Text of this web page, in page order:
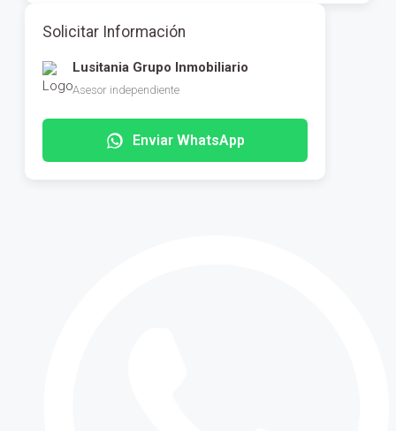
Solicitar Información
Lusitania Grupo Inmobiliario
Asesor independiente
Enviar WhatsApp